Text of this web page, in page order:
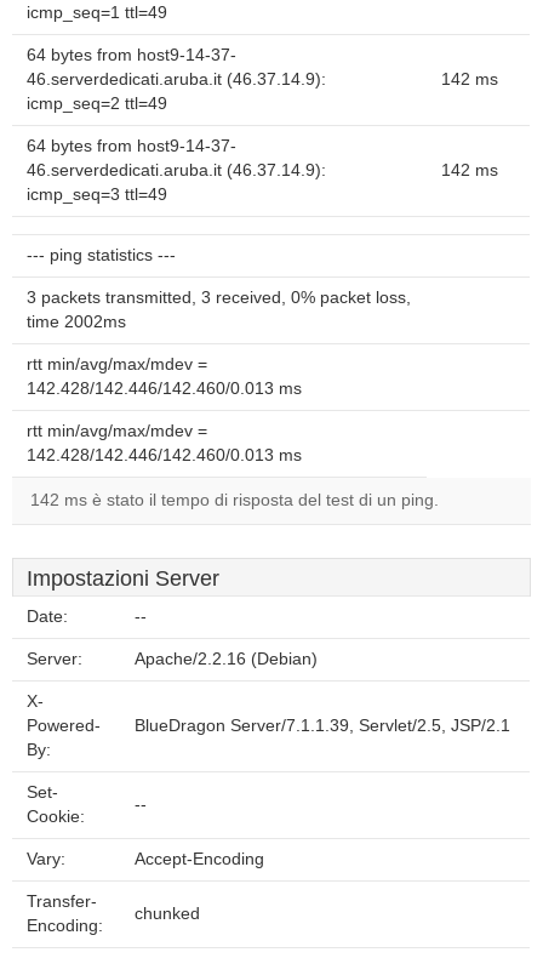
icmp_seq=1 ttl=49
64 bytes from host9-14-37-
46.serverdedicati.aruba.it (46.37.14.9):
icmp_seq=2 ttl=49
142 ms
64 bytes from host9-14-37-
46.serverdedicati.aruba.it (46.37.14.9):
icmp_seq=3 ttl=49
142 ms
--- ping statistics ---
3 packets transmitted, 3 received, 0% packet loss,
time 2002ms
rtt min/avg/max/mdev =
142.428/142.446/142.460/0.013 ms
rtt min/avg/max/mdev =
142.428/142.446/142.460/0.013 ms
142 ms è stato il tempo di risposta del test di un ping.
Impostazioni Server
Date: --
Server: Apache/2.2.16 (Debian)
X-
Powered-
By:
BlueDragon Server/7.1.1.39, Servlet/2.5, JSP/2.1
Set-
Cookie:
--
Vary: Accept-Encoding
Transfer-
Encoding:
chunked